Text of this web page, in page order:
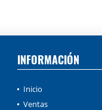
INFORMACIÓN
Inicio
Ventas